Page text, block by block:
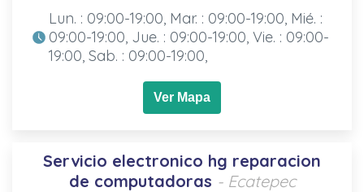
Lun. : 09:00-19:00, Mar. : 09:00-19:00, Mié. :
09:00-19:00, Jue. : 09:00-19:00, Vie. : 09:00-
19:00, Sab. : 09:00-19:00,
Ver Mapa
Servicio electronico hg reparacion
de computadoras - Ecatepec